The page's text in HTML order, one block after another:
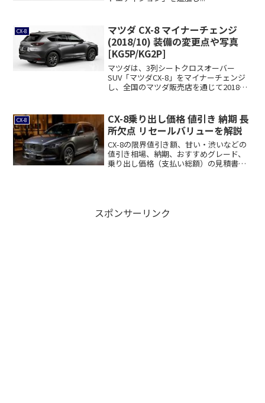
CX-8
マツダ CX-8 マイナーチェンジ
(2018/10) 装備の変更点や写真
[KG5P/KG2P]
マツダは、3列シートクロスオーバー
SUV「マツダCX-8」をマイナーチェンジ
し、全国のマツダ販売店を通じて2018年
CX-8
CX-8乗り出し価格 値引き 納期 長
所欠点 リセールバリューを解説
CX-8の限界値引き額、甘い・渋いなどの
値引き相場、納期、おすすめグレード、
乗り出し価格（支払い総額）の見積書、
スポンサーリンク